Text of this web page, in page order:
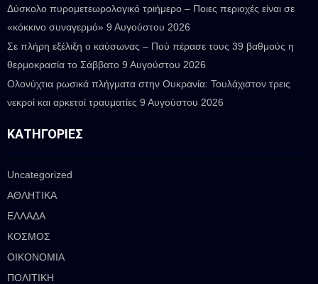
Δύσκολο πυρομετεωρολογικό τριήμερο – Ποιες περιοχές είναι σε
«κόκκινο συναγερμό» 9 Αυγούστου 2026
Σε πλήρη εξέλιξη ο καύσωνας – Πού πέρασε τους 39 βαθμούς η
θερμοκρασία το Σάββατο 9 Αυγούστου 2026
Ολονύχτια ρωσικά πλήγματα στην Ουκρανία: Τουλάχιστον τρεις
νεκροί και αρκετοί τραυματίες 9 Αυγούστου 2026
ΚΑΤΗΓΟΡΊΕΣ
Uncategorized
ΑΘΛΗΤΙΚΑ
ΕΛΛΑΔΑ
ΚΟΣΜΟΣ
ΟΙΚΟΝΟΜΙΑ
ΠΟΛΙΤΙΚΗ